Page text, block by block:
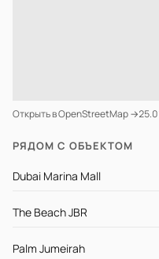
Открыть в OpenStreetMap →
РЯДОМ С ОБЪЕКТОМ
Dubai Marina Mall
The Beach JBR
Palm Jumeirah